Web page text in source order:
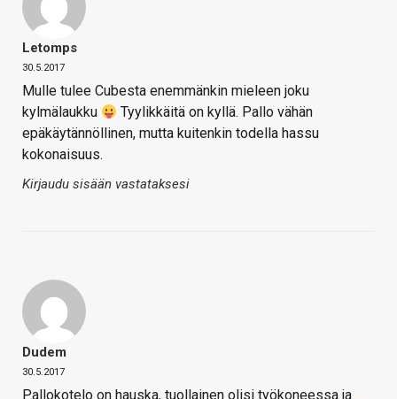
Letomps
30.5.2017
Mulle tulee Cubesta enemmänkin mieleen joku
kylmälaukku
Tyylikkäitä on kyllä. Pallo vähän
epäkäytännöllinen, mutta kuitenkin todella hassu
kokonaisuus.
Kirjaudu sisään vastataksesi
Dudem
30.5.2017
Pallokotelo on hauska, tuollainen olisi työkoneessa ja